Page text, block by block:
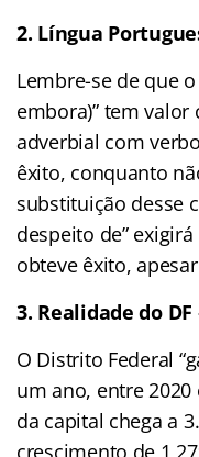
2. Língua
Lembre-se de que
embora)” tem
adverbial com
êxito, conquanto
substituição desse
despeito de”
obteve êxito,
3. Realidade do
O Distrito Federal
um ano, entre
da capital chega a
crescimento de